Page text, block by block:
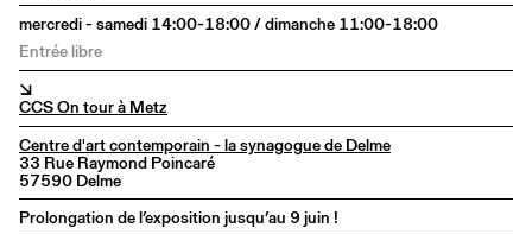
mercredi - samedi 14:00-18:00 / dimanche 11:00-18:00
Entrée libre
↘
CCS On tour à Metz
Centre d'art contemporain - la synagogue de Delme
33 Rue Raymond Poincaré
57590 Delme
Prolongation de l’exposition jusqu’au 9 juin !